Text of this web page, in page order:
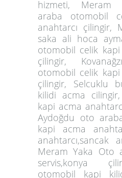
hizmeti, Meram
araba otomobil
anahtarcı çilingir,
saka ali hoca
otomobil celik kapi
çilingir,
otomobil celik kapi
çilingir, Selcuklu
kilidi acma
kapi acma
Aydoğdu oto
kapi acma
anahtarcı,sancak
Meram Yaka Oto
servis,konya
otomobil kapi